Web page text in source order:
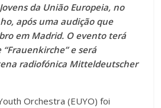
da União Europeia, no
após uma audição que
em Madrid. O evento terá
e será
radiofónica Mitteldeutscher
Orchestra (EUYO) foi